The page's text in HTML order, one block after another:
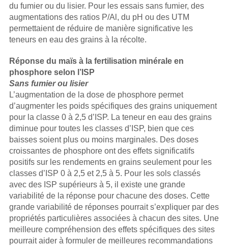
du fumier ou du lisier. Pour les essais sans fumier, des
augmentations des ratios P/Al, du pH ou des UTM
permettaient de réduire de manière significative les
teneurs en eau des grains à la récolte.
Réponse du maïs à la fertilisation minérale en
phosphore selon l’ISP
Sans fumier ou lisier
L’augmentation de la dose de phosphore permet
d’augmenter les poids spécifiques des grains uniquement
pour la classe 0 à 2,5 d’ISP. La teneur en eau des grains
diminue pour toutes les classes d’ISP, bien que ces
baisses soient plus ou moins marginales. Des doses
croissantes de phosphore ont des effets significatifs
positifs sur les rendements en grains seulement pour les
classes d’ISP 0 à 2,5 et 2,5 à 5. Pour les sols classés
avec des ISP supérieurs à 5, il existe une grande
variabilité de la réponse pour chacune des doses. Cette
grande variabilité de réponses pourrait s’expliquer par des
propriétés particulières associées à chacun des sites. Une
meilleure compréhension des effets spécifiques des sites
pourrait aider à formuler de meilleures recommandations